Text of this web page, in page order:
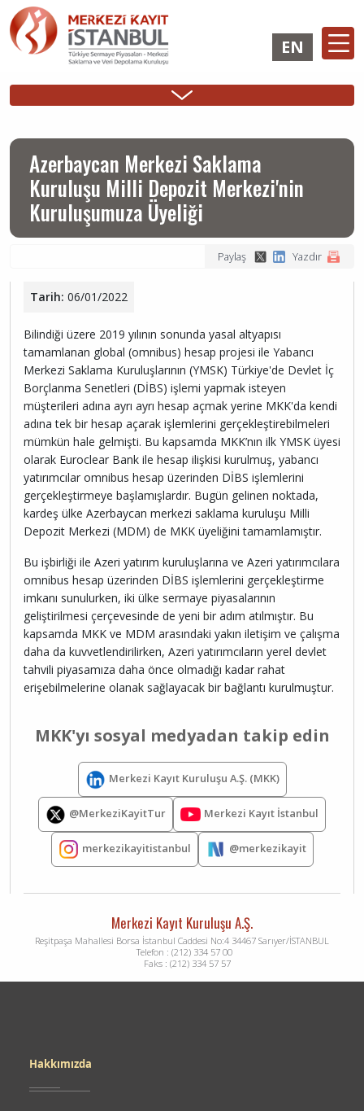
Ana
içeriğe
atla
ÜYELİK
İşlemleri
İHRAÇÇI
Girişi
YATIRIMCI
Girişi
Ana
gezinti
EN
Sidebar
Azerbaycan Merkezi Saklama
Kuruluşu Milli Depozit Merkezi'nin
Kuruluşumuza Üyeliği
Paylaş Yazdır
Tarih: 06/01/2022
Bilindiği üzere 2019 yılının sonunda yasal altyapısı
tamamlanan global (omnibus) hesap projesi ile Yabancı
Merkezi Saklama Kuruluşlarının (YMSK) Türkiye'de Devlet İç
Borçlanma Senetleri (DİBS) işlemi yapmak isteyen
müşterileri adına ayrı ayrı hesap açmak yerine MKK'da kendi
adına tek bir hesap açarak işlemlerini gerçekleştirebilmeleri
mümkün hale gelmişti. Bu kapsamda MKK’nın ilk YMSK üyesi
olarak Euroclear Bank ile hesap ilişkisi kurulmuş, yabancı
yatırımcılar omnibus hesap üzerinden DİBS işlemlerini
gerçekleştirmeye başlamışlardır. Bugün gelinen noktada,
kardeş ülke Azerbaycan merkezi saklama kuruluşu Milli
Depozit Merkezi (MDM) de MKK üyeliğini tamamlamıştır.
Bu işbirliği ile Azeri yatırım kuruluşlarına ve Azeri yatırımcılara
omnibus hesap üzerinden DİBS işlemlerini gerçekleştirme
imkanı sunulurken, iki ülke sermaye piyasalarının
geliştirilmesi çerçevesinde de yeni bir adım atılmıştır. Bu
kapsamda MKK ve MDM arasındaki yakın iletişim ve çalışma
daha da kuvvetlendirilirken, Azeri yatırımcıların yerel devlet
tahvili piyasamıza daha önce olmadığı kadar rahat
erişebilmelerine olanak sağlayacak bir bağlantı kurulmuştur.
MKK'yı sosyal medyadan takip edin
Merkezi Kayıt Kuruluşu A.Ş. (MKK)
@MerkeziKayitTur Merkezi Kayıt İstanbul
merkezikayitistanbul @merkezikayit
Merkezi Kayıt Kuruluşu A.Ş.
Reşitpaşa Mahallesi Borsa İstanbul Caddesi No:4 34467 Sarıyer/İSTANBUL
Telefon : (212) 334 57 00
Faks : (212) 334 57 57
Hakkımızda